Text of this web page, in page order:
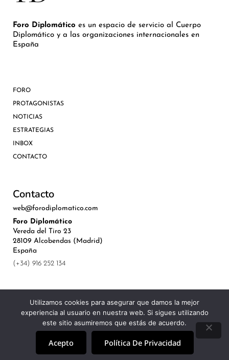
Foro Diplomático es un espacio de servicio al Cuerpo
Diplomático y a las organizaciones internacionales en
España
FORO
PROTAGONISTAS
NOTICIAS
ESTRATEGIAS
INBOX
CONTACTO
Contacto
web@forodiplomatico.com
Foro Diplomático
Vereda del Tiro 23
28109 Alcobendas (Madrid)
España
(+34) 916 252 134
©Royal Lis Spain 2024
Aviso Legal, Política de Privacidad y Cookies
Utilizamos cookies para asegurar que damos la mejor
experiencia al usuario en nuestra web. Si sigues utilizando
este sitio asumiremos que estás de acuerdo.
Acepto Política De Privacidad